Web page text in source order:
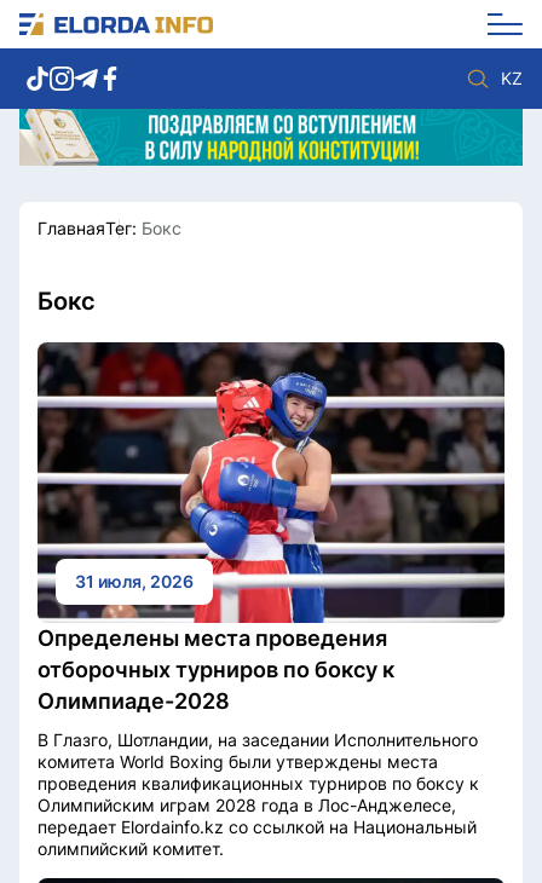
KZ
Новости столицы
Спорт
Видео
Мир
Послание
Служба Комплаенс
Этический кодекс
Служу стране
ГлавнаяТег: Бокс
Бокс
31 июля, 2026
Определены места проведения
отборочных турниров по боксу к
Олимпиаде-2028
В Глазго, Шотландии, на заседании Исполнительного
комитета World Boxing были утверждены места
проведения квалификационных турниров по боксу к
Олимпийским играм 2028 года в Лос-Анджелесе,
передает Elordainfo.kz со ссылкой на Национальный
олимпийский комитет.